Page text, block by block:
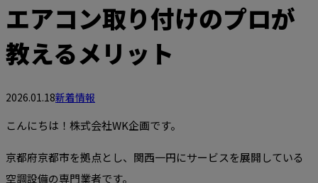
エアコン取り付けのプロが
教えるメリット
2026.01.18新着情報
こんにちは！株式会社WK企画です。
京都府京都市を拠点とし、関西一円にサービスを展開している
空調設備の専門業者です。